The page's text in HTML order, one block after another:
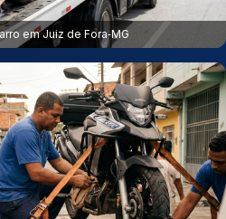
em Juiz de Fora‑MG